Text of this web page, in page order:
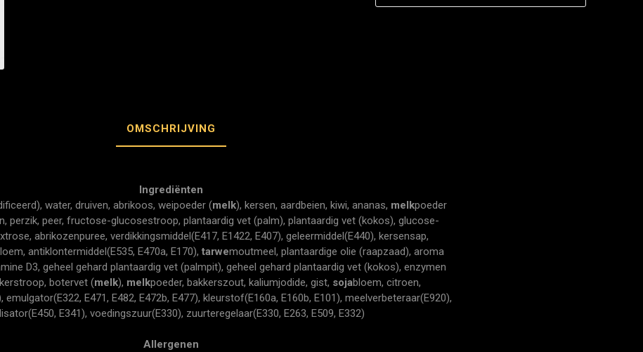
OMSCHRIJVING
Ingrediënten
water, druiven, abrikoos, weipoeder (melk), kersen, aardbeien, kiwi, ananas, melkpoeder
perzik, peer, fructose-glucosestroop, plantaardig vet (palm), plantaardig vet (kokos), glucose-
abrikozenpuree, verdikkingsmiddel(E417, E1422, E407), geleermiddel(E440), kersensap,
antiklontermiddel(E535, E470a, E170), tarwemoutmeel, plantaardige olie (raapzaad), aroma
D3, geheel gehard plantaardig vet (palmpit), geheel gehard plantaardig vet (kokos), enzymen
botervet (melk), melkpoeder, bakkerszout, kaliumjodide, gist, sojabloem, citroen,
E471, E482, E472b, E477), kleurstof(E160a, E160b, E101), meelverbeteraar(E920),
E341), voedingszuur(E330), zuurteregelaar(E330, E263, E509, E332)
Allergenen